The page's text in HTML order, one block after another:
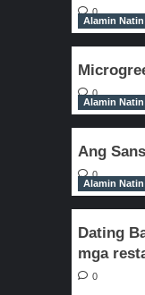
0
Alamin
0
Alamin
Ang
0
Alamin
Dating
mga
0